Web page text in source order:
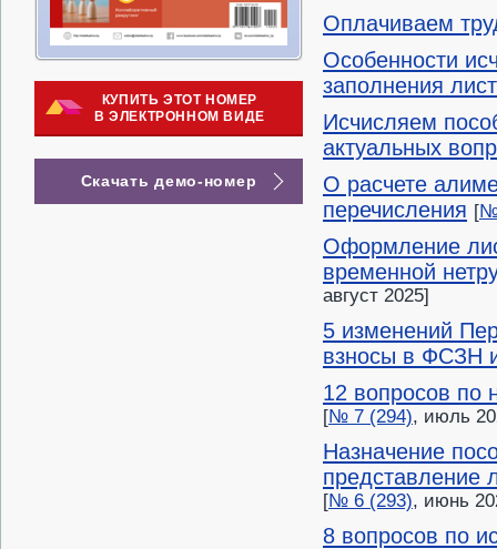
КУПИТЬ ЭТОТ НОМЕР
В ЭЛЕКТРОННОМ ВИДЕ
Скачать демо-номер
Оплачиваем
Особенности
заполнения
Исчисляем
актуальных
О расчете
перечисления [№
Оформление
временной
август 2025]
5 изменений
взносы в ФСЗН
12 вопросов по
[№ 7 (294), июль
Назначение
представление
[№ 6 (293), июнь
8 вопросов по